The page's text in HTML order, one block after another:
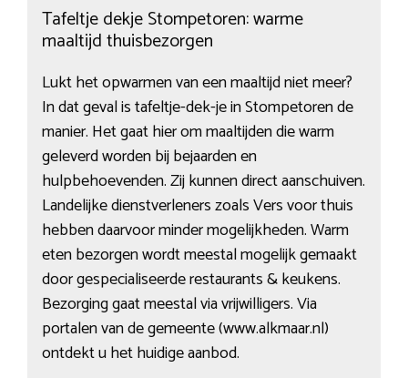
Tafeltje dekje Stompetoren: warme
maaltijd thuisbezorgen
Lukt het opwarmen van een maaltijd niet meer?
In dat geval is tafeltje-dek-je in Stompetoren de
manier. Het gaat hier om maaltijden die warm
geleverd worden bij bejaarden en
hulpbehoevenden. Zij kunnen direct aanschuiven.
Landelijke dienstverleners zoals Vers voor thuis
hebben daarvoor minder mogelijkheden. Warm
eten bezorgen wordt meestal mogelijk gemaakt
door gespecialiseerde restaurants & keukens.
Bezorging gaat meestal via vrijwilligers. Via
portalen van de gemeente (www.alkmaar.nl)
ontdekt u het huidige aanbod.